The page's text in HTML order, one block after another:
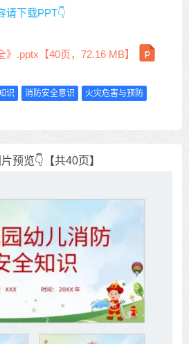
请下载PPT👇
.pptx【40页，72.16 MB】
识 消防安全意识
火灾危害与预防
预览👇【共40页】